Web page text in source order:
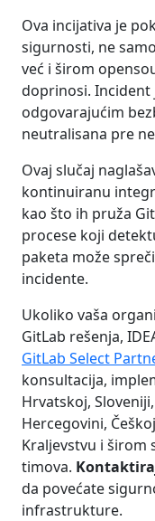
Ova incijativa je
sigurnosti, ne
već i širom
doprinosi. Incident
odgovarajućim
neutralisana pre
Ovaj slučaj
kontinuiranu
kao što ih pruža
procese koji
paketa može
incidente.
Ukoliko vaša
GitLab rešenja,
GitLab Select
konsultacija,
Hrvatskoj,
Hercegovini,
Kraljevstvu i širom
timova.
da povećate
infrastrukture.